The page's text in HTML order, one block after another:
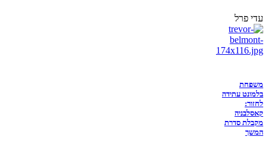
עדי פרל
משפחת
בלמונט עתידה
לחזור:
קאסלבניה
מקבלת סדרת
המשך